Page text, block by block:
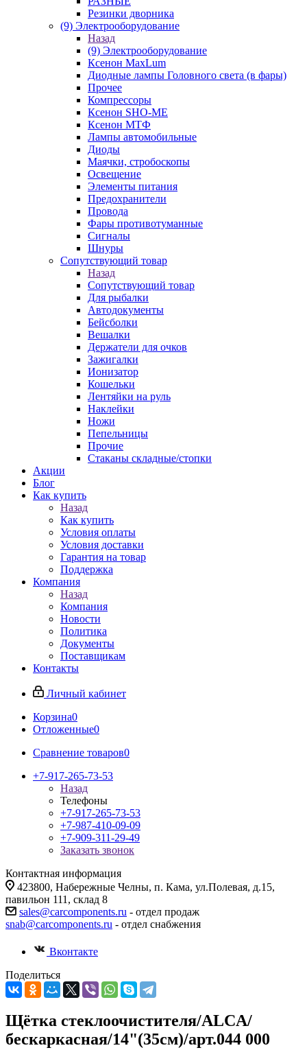
Резинки дворника
(9) Электрооборудование
Назад
(9) Электрооборудование
Ксенон MaxLum
Диодные лампы Головного света (в фары)
Прочее
Компрессоры
Ксенон SHO-ME
Ксенон МТФ
Лампы автомобильные
Диоды
Маячки, стробоскопы
Освещение
Элементы питания
Предохранители
Провода
Фары противотуманные
Сигналы
Шнуры
Сопутствующий товар
Назад
Сопутствующий товар
Для рыбалки
Автодокументы
Бейсболки
Вешалки
Держатели для очков
Зажигалки
Ионизатор
Кошельки
Лентяйки на руль
Наклейки
Ножи
Пепельницы
Прочие
Стаканы складные/стопки
Акции
Блог
Как купить
Назад
Как купить
Условия оплаты
Условия доставки
Гарантия на товар
Поддержка
Компания
Назад
Компания
Новости
Политика
Документы
Поставщикам
Контакты
Личный кабинет
Корзина0
Отложенные0
Сравнение товаров0
+7-917-265-73-53
Назад
Телефоны
+7-917-265-73-53
+7-987-410-09-09
+7-909-311-29-49
Заказать звонок
Контактная информация
423800, Набережные Челны, п. Кама, ул.Полевая, д.15,
павильон 111, склад 8
sales@carcomponents.ru - отдел продаж
snab@carcomponents.ru - отдел снабжения
Вконтакте
Поделиться
Щётка стеклоочистителя/ALCA/
бескаркасная/14"(35см)/арт.044 000